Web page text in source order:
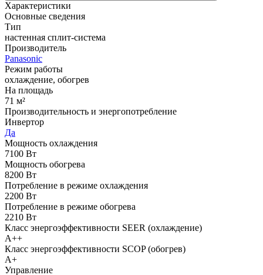
Характеристики
Основные сведения
Тип
настенная сплит-система
Производитель
Panasonic
Режим работы
охлаждение, обогрев
На площадь
71 м²
Производительность и энергопотребление
Инвертор
Да
Мощность охлаждения
7100 Вт
Мощность обогрева
8200 Вт
Потребление в режиме охлаждения
2200 Вт
Потребление в режиме обогрева
2210 Вт
Класс энергоэффективности SEER (охлаждение)
A++
Класс энергоэффективности SCOP (обогрев)
A+
Управление